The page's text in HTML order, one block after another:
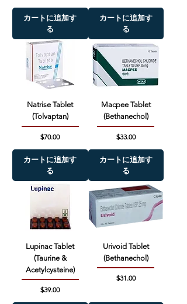
カートに追加す
る
カートに追加す
る
Natrise Tablet
(Tolvaptan)
価格
$70.00
カートに追加す
る
Macpee Tablet
(Bethanechol)
価格
$33.00
カートに追加す
る
Lupinac Tablet
(Taurine &
Acetylcysteine)
価格
$39.00
Urivoid Tablet
(Bethanechol)
価格
$31.00